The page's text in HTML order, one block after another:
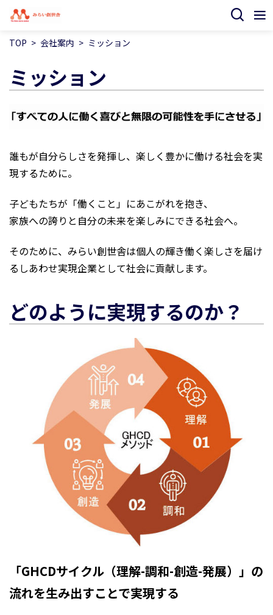
TOP 会社案内 ミッション
ミッション
誰もが自分らしさを発揮し、楽しく豊かに働ける社会を実
現するために。
子どもたちが「働くこと」にあこがれを抱き、
家族への誇りと自分の未来を楽しみにできる社会へ。
そのために、みらい創世舎は個人の輝き働く楽しさを届け
るしあわせ実現企業として社会に貢献します。
どのように実現するのか？
「GHCDサイクル（理解-調和-創造-発展）」の
流れを生み出すことで実現する